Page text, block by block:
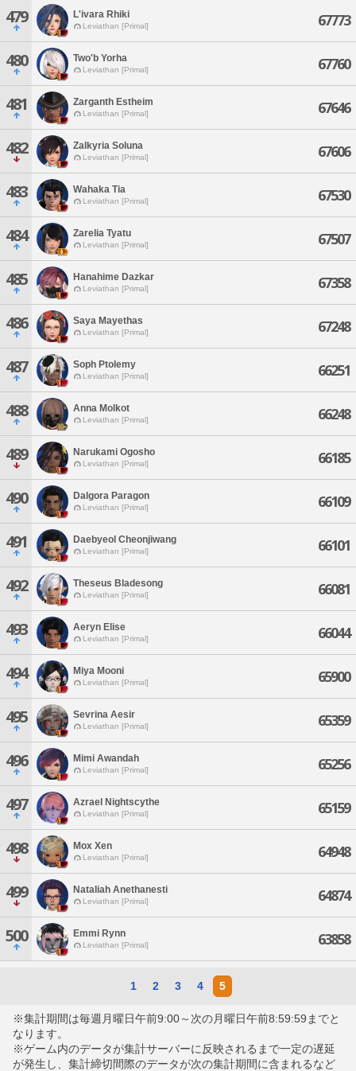
479 L'ivara Rhiki
Leviathan [Primal] 67773
480 Two'b Yorha
Leviathan [Primal] 67760
481 Zarganth Estheim
Leviathan [Primal] 67646
482 Zalkyria Soluna
Leviathan [Primal] 67606
483 Wahaka Tia
Leviathan [Primal] 67530
484 Zarelia Tyatu
Leviathan [Primal] 67507
485 Hanahime Dazkar
Leviathan [Primal] 67358
486 Saya Mayethas
Leviathan [Primal] 67248
487 Soph Ptolemy
Leviathan [Primal] 66251
488 Anna Molkot
Leviathan [Primal] 66248
489 Narukami Ogosho
Leviathan [Primal] 66185
490 Dalgora Paragon
Leviathan [Primal] 66109
491 Daebyeol Cheonjiwang
Leviathan [Primal] 66101
492 Theseus Bladesong
Leviathan [Primal] 66081
493 Aeryn Elise
Leviathan [Primal] 66044
494 Miya Mooni
Leviathan [Primal] 65900
495 Sevrina Aesir
Leviathan [Primal] 65359
496 Mimi Awandah
Leviathan [Primal] 65256
497 Azrael Nightscythe
Leviathan [Primal] 65159
498 Mox Xen
Leviathan [Primal] 64948
499 Nataliah Anethanesti
Leviathan [Primal] 64874
500 Emmi Rynn
Leviathan [Primal] 63858
1 2 3 4 5
※集計期間は毎週月曜日午前9:00～次の月曜日午前8:59:59までと
なります。
※ゲーム内のデータが集計サーバーに反映されるまで一定の遅延
が発生し、集計締切間際のデータが次の集計期間に含まれるなど